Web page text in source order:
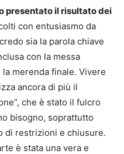
presentato il risultato dei
con entusiasmo da
sia la parola chiave
con la messa
merenda finale. Vivere
ancora di più il
che è stato il fulcro
bisogno, soprattutto
di restrizioni e chiusure.
è stata una vera e